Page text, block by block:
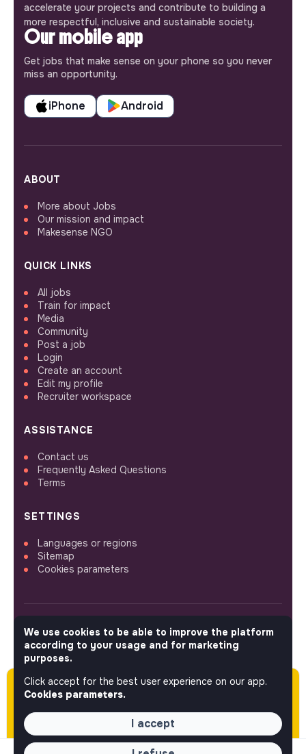
Please note this job was posted over 60 days
ago (05-12-2026) and may or may not have
expired.
accelerate your projects and contribute to building a
more respectful, inclusive and sustainable society.
Our mobile app
Get jobs that make sense on your phone so you never
miss an opportunity.
iPhone Android
ABOUT
More about Jobs
Our mission and impact
Makesense NGO
QUICK LINKS
All jobs
Train for impact
Media
Community
Post a job
Login
Create an account
Edit my profile
Recruiter workspace
ASSISTANCE
Contact us
Frequently Asked Questions
Terms
SETTINGS
Languages or regions
Sitemap
Cookies parameters
FOLLOW US
© 2026 jobs that makesense.
We use cookies to be able to improve the platform
according to your usage and for marketing
purposes.
Click accept for the best user experience on our app.
Cookies parameters.
I accept